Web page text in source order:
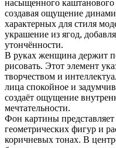
насыщенного
создавая ощущение
характерных для стиля
украшение из ягод,
утончённости.
В руках женщина держит
рисовать. Этот элемент
творчеством и
лица спокойное и
создаёт ощущение
мечтательности.
Фон картины
геометрических фигур и
коричневых тонах. В